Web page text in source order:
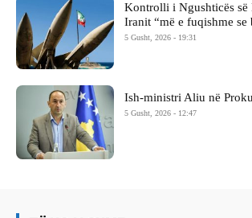
Kontrolli i Ngushticës së
Iranit “më e fuqishme se
5 Gusht, 2026 - 19:31
Ish-ministri ​Aliu në
5 Gusht, 2026 - 12:47